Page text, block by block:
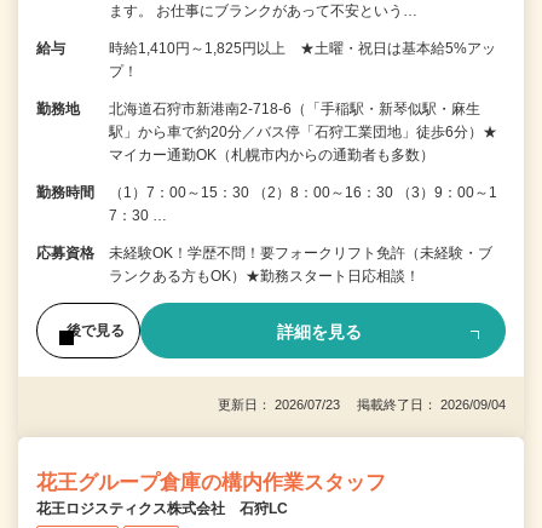
ます。 お仕事にブランクがあって不安という…
給与
時給1,410円～1,825円以上 ★土曜・祝日は基本給5%アッ
プ！
勤務地
北海道石狩市新港南2-718-6（「手稲駅・新琴似駅・麻生
駅」から車で約20分／バス停「石狩工業団地」徒歩6分）★
マイカー通勤OK（札幌市内からの通勤者も多数）
勤務時間
（1）7：00～15：30 （2）8：00～16：30 （3）9：00～1
7：30 …
応募資格
未経験OK！学歴不問！要フォークリフト免許（未経験・ブ
ランクある方もOK）★勤務スタート日応相談！
後で見る 詳細を見る
更新日： 2026/07/23 掲載終了日： 2026/09/04
花王グループ倉庫の構内作業スタッフ
花王ロジスティクス株式会社 石狩LC